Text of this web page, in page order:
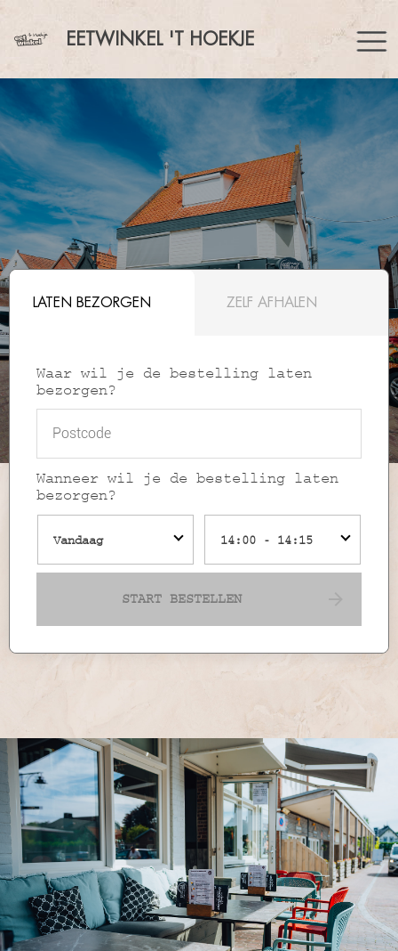
EETWINKEL 'T HOEKJE
LATEN BEZORGEN ZELF AFHALEN
Waar wil je de bestelling laten
bezorgen?
Wanneer wil je de bestelling laten
bezorgen?
Vandaag 14:00 - 14:15
START BESTELLEN